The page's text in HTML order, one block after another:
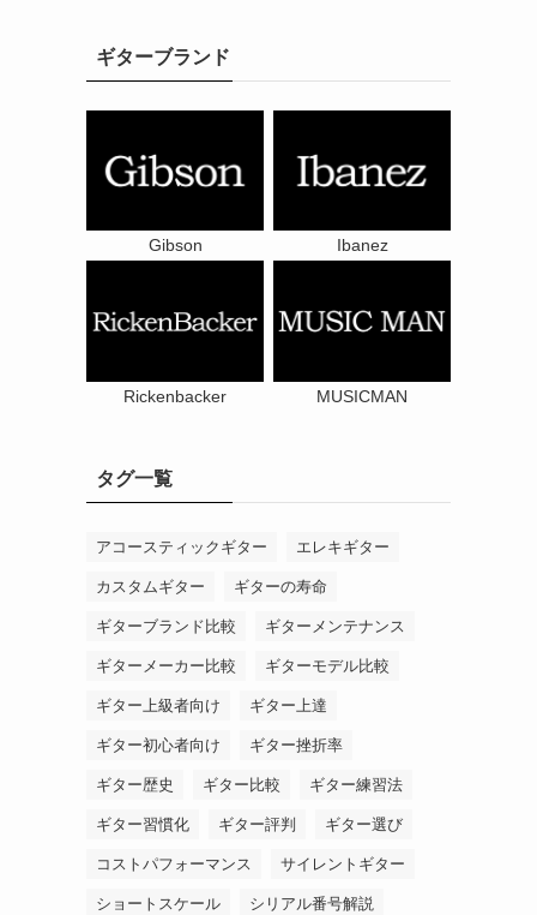
ギターブランド
Gibson Ibanez
Rickenbacker MUSICMAN
タグ一覧
アコースティックギター エレキギター
カスタムギター ギターの寿命
ギターブランド比較 ギターメンテナンス
ギターメーカー比較 ギターモデル比較
ギター上級者向け ギター上達
ギター初心者向け ギター挫折率
ギター歴史 ギター比較 ギター練習法
ギター習慣化 ギター評判 ギター選び
コストパフォーマンス サイレントギター
ショートスケール シリアル番号解説